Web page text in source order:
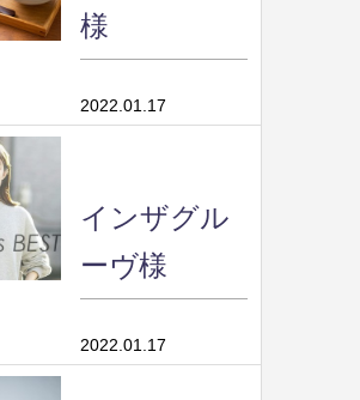
様
2022.01.17
インザグル
ーヴ様
2022.01.17